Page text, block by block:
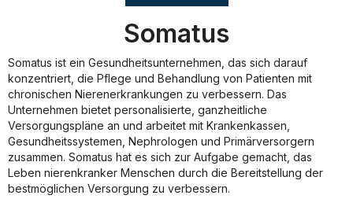
Somatus
Somatus ist ein Gesundheitsunternehmen, das sich darauf
konzentriert, die Pflege und Behandlung von Patienten mit
chronischen Nierenerkrankungen zu verbessern. Das
Unternehmen bietet personalisierte, ganzheitliche
Versorgungspläne an und arbeitet mit Krankenkassen,
Gesundheitssystemen, Nephrologen und Primärversorgern
zusammen. Somatus hat es sich zur Aufgabe gemacht, das
Leben nierenkranker Menschen durch die Bereitstellung der
bestmöglichen Versorgung zu verbessern.